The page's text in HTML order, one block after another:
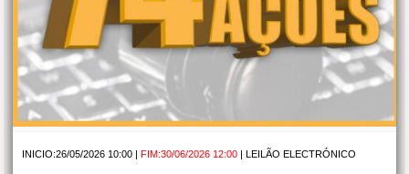
INICIO:26/05/2026 10:00 |FIM:30/06/2026 12:00 |LEILÃO ELECTRÓNICO